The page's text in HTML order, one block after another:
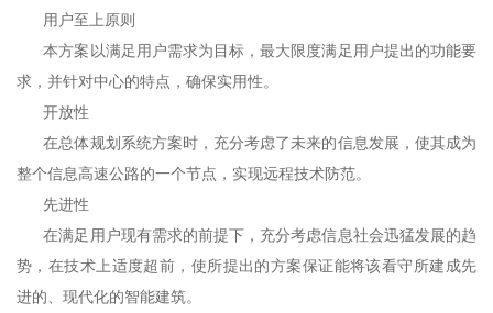
用户至上原则
本方案以满足用户需求为目标，最大限度满足用户提出的功能要
求，并针对中心的特点，确保实用性。
开放性
在总体规划系统方案时，充分考虑了未来的信息发展，使其成为
整个信息高速公路的一个节点，实现远程技术防范。
先进性
在满足用户现有需求的前提下，充分考虑信息社会迅猛发展的趋
势，在技术上适度超前，使所提出的方案保证能将该看守所建成先
进的、现代化的智能建筑。